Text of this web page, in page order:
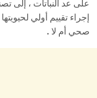
على عد النباتات ، إلى
إجراء تقييم أولي
صحي أم لا .